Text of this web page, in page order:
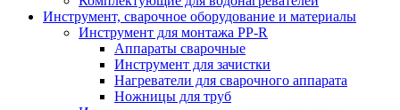
Инструмент, сварочное оборудование и материалы
Инструмент для монтажа PP-R
Аппараты сварочные
Инструмент для зачистки
Нагреватели для сварочного аппарата
Ножницы для труб